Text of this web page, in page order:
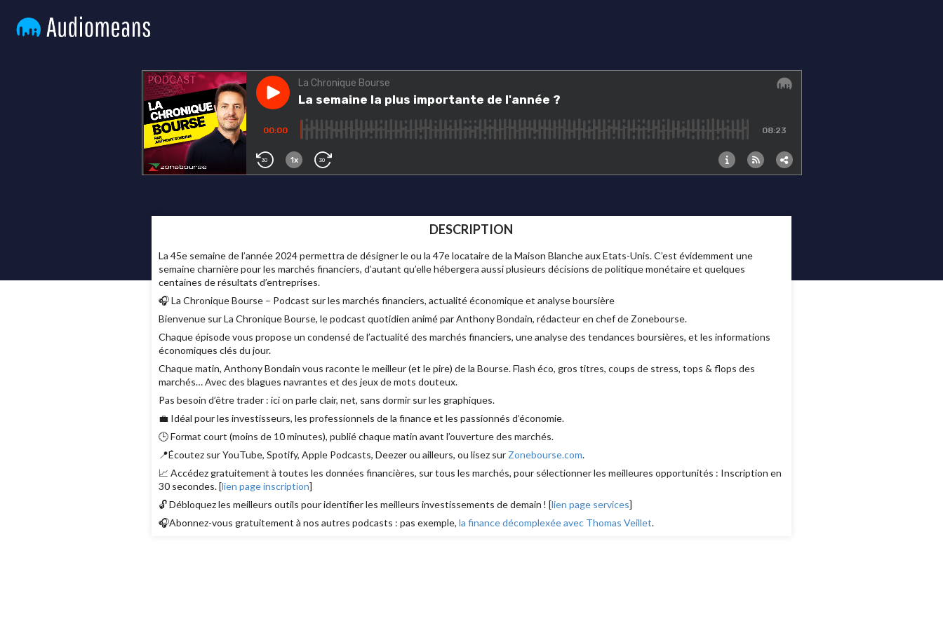
DESCRIPTION
La 45e semaine de l’année 2024 permettra de désigner le ou la 47e locataire de la Maison Blanche aux Etats-Unis. C’est évidemment une
semaine charnière pour les marchés financiers, d’autant qu’elle hébergera aussi plusieurs décisions de politique monétaire et quelques
centaines de résultats d’entreprises.
🎧 La Chronique Bourse – Podcast sur les marchés financiers, actualité économique et analyse boursière
Bienvenue sur La Chronique Bourse, le podcast quotidien animé par Anthony Bondain, rédacteur en chef de Zonebourse.
Chaque épisode vous propose un condensé de l’actualité des marchés financiers, une analyse des tendances boursières, et les informations
économiques clés du jour.
Chaque matin, Anthony Bondain vous raconte le meilleur (et le pire) de la Bourse. Flash éco, gros titres, coups de stress, tops & flops des
marchés… Avec des blagues navrantes et des jeux de mots douteux.
Pas besoin d’être trader : ici on parle clair, net, sans dormir sur les graphiques.
💼 Idéal pour les investisseurs, les professionnels de la finance et les passionnés d’économie.
🕒 Format court (moins de 10 minutes), publié chaque matin avant l’ouverture des marchés.
📍Écoutez sur YouTube, Spotify, Apple Podcasts, Deezer ou ailleurs, ou lisez sur Zonebourse.com.
📈 Accédez gratuitement à toutes les données financières, sur tous les marchés, pour sélectionner les meilleures opportunités : Inscription en
30 secondes. [lien page inscription]
🔓 Débloquez les meilleurs outils pour identifier les meilleurs investissements de demain ! [lien page services]
🎧Abonnez-vous gratuitement à nos autres podcasts : pas exemple, la finance décomplexée avec Thomas Veillet.